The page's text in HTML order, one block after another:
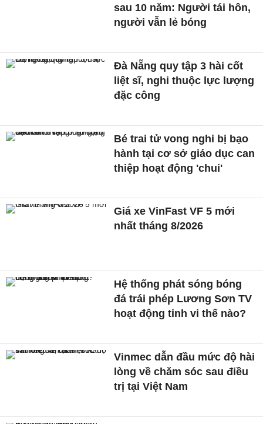
sau 10 năm: Người tái hôn,
người vẫn lẻ bóng
Đà Nẵng quy tập 3 hài cốt
liệt sĩ, nghi thuộc lực lượng
đặc công
Bé trai tử vong nghi bị bạo
hành tại cơ sở giáo dục can
thiệp hoạt động 'chui'
Giá xe VinFast VF 5 mới
nhất tháng 8/2026
Hệ thống phát sóng bóng
đá trái phép Lương Sơn TV
hoạt động tinh vi thế nào?
Vinmec dẫn đầu mức độ hài
lòng về chăm sóc sau điều
trị tại Việt Nam